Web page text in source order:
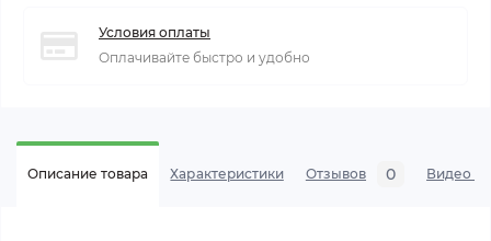
Условия оплаты
Оплачивайте быстро и удобно
Описание товара Характеристики Отзывов 0 Видео